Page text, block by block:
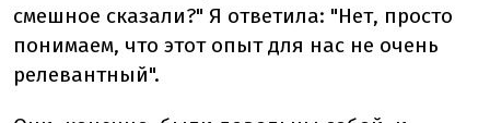
смешное сказали?" Я ответила: "Нет, просто
понимаем, что этот опыт для нас не очень
релевантный".